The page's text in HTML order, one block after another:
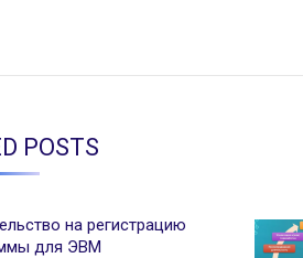
POSTS
на регистрацию
для ЭВМ